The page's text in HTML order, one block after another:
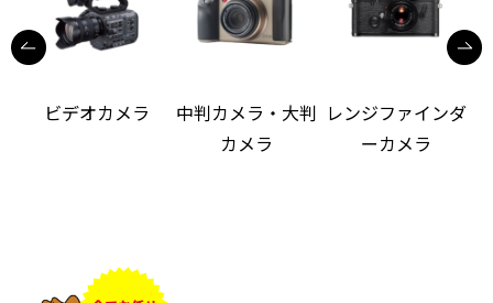
ビデオカメラ
中判カメラ・大判
カメラ
レンジファインダ
ーカメラ